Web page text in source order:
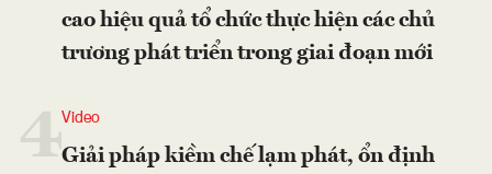
cao hiệu quả tổ chức thực hiện các chủ
trương phát triển trong giai đoạn mới
4Video
Giải pháp kiềm chế lạm phát, ổn định